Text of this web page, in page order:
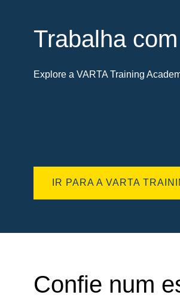
Trabalha
Explore a VARTA Training
IR PARA A VARTA
Confie num